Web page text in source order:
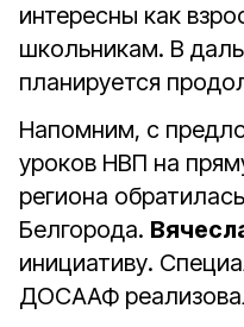
интересны как
школьникам. В
планируется
Напомним, с
уроков НВП на
региона
Белгорода.
инициативу.
ДОСААФ